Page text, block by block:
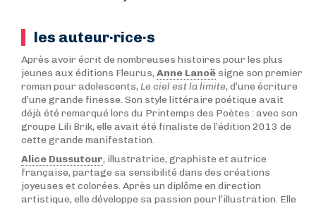
les auteur·rice·s
Après avoir écrit de nombreuses histoires pour les plus
jeunes aux éditions Fleurus, Anne Lanoë signe son premier
roman pour adolescents, Le ciel est la limite, d’une écriture
d’une grande finesse. Son style littéraire poétique avait
déjà été remarqué lors du Printemps des Poètes : avec son
groupe Lili Brik, elle avait été finaliste de l’édition 2013 de
cette grande manifestation.
Alice Dussutour, illustratrice, graphiste et autrice
française, partage sa sensibilité dans des créations
joyeuses et colorées. Après un diplôme en direction
artistique, elle développe sa passion pour l’illustration. Elle